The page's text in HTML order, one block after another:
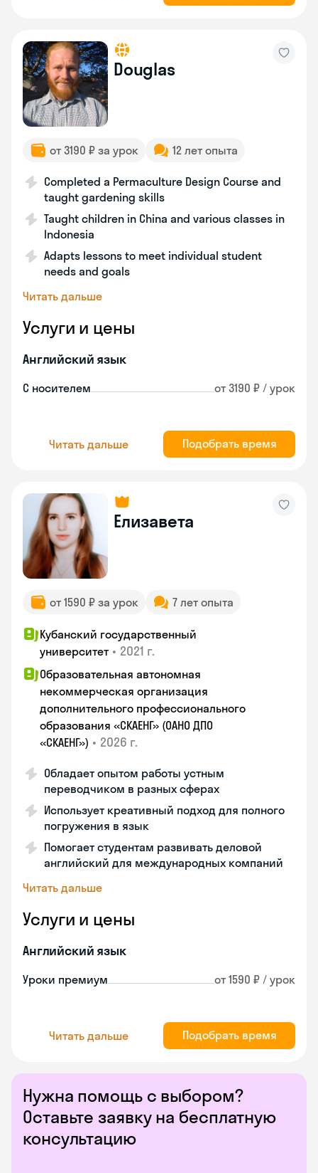
Нужна помощь с выбором?
Оставьте заявку на бесплатную
консультацию
Douglas
от 3190 ₽ за урок 12 лет опыта
Completed a Permaculture Design Course and
taught gardening skills
Taught children in China and various classes in
Indonesia
Adapts lessons to meet individual student
needs and goals
Читать дальше
Услуги и цены
Английский язык
С носителем от 3190 ₽ / урок
Читать дальше Подобрать время
Елизавета
от 1590 ₽ за урок 7 лет опыта
Кубанский государственный
университет • 2021 г.
Образовательная автономная
некоммерческая организация
дополнительного профессионального
образования «СКАЕНГ» (ОАНО ДПО
«СКАЕНГ») • 2026 г.
Обладает опытом работы устным
переводчиком в разных сферах
Использует креативный подход для полного
погружения в язык
Помогает студентам развивать деловой
английский для международных компаний
Читать дальше
Услуги и цены
Английский язык
Уроки премиум от 1590 ₽ / урок
Читать дальше Подобрать время